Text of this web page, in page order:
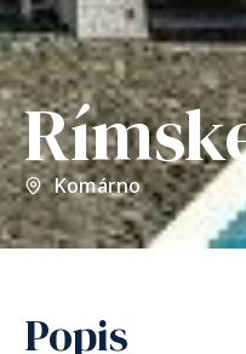
Komárno
Popis